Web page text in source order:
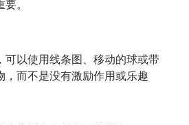
。
可以使用线条图、移动的球或带
，而不是没有激励作用或乐趣